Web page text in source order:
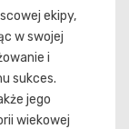
ekipy,
w swojej
i
sukces.
jego
wiekowej